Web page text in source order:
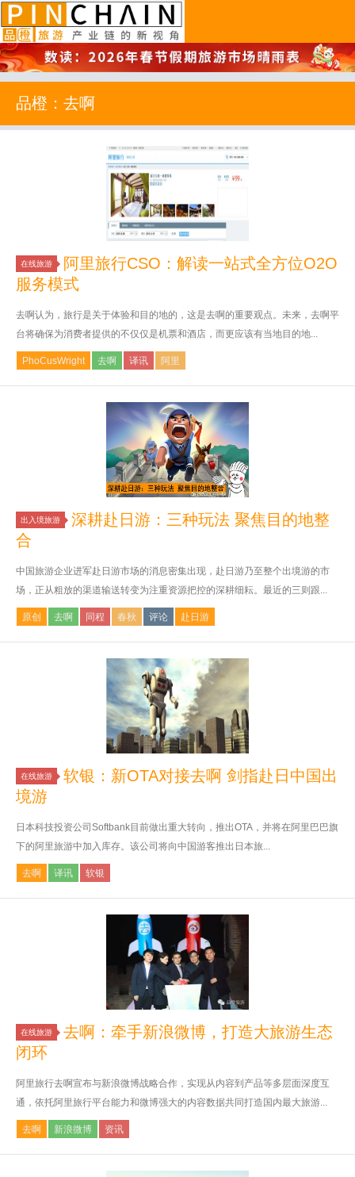
品橙旅游
品橙：去啊
在线旅游
阿里旅行CSO：解读一站式全方位O2O
服务模式
去啊认为，旅行是关于体验和目的地的，这是去啊的重要观点。未来，去啊平
台将确保为消费者提供的不仅仅是机票和酒店，而更应该有当地目的地...
PhoCusWright 去啊 译讯 阿里
出入境旅游
深耕赴日游：三种玩法 聚焦目的地整
合
中国旅游企业进军赴日游市场的消息密集出现，赴日游乃至整个出境游的市
场，正从粗放的渠道输送转变为注重资源把控的深耕细耘。最近的三则跟...
原创 去啊 同程 春秋 评论 赴日游
在线旅游
软银：新OTA对接去啊 剑指赴日中国出
境游
日本科技投资公司Softbank目前做出重大转向，推出OTA，并将在阿里巴巴旗
下的阿里旅游中加入库存。该公司将向中国游客推出日本旅...
去啊 译讯 软银
在线旅游
去啊：牵手新浪微博，打造大旅游生态
闭环
阿里旅行去啊宣布与新浪微博战略合作，实现从内容到产品等多层面深度互
通，依托阿里旅行平台能力和微博强大的内容数据共同打造国内最大旅游...
去啊 新浪微博 资讯